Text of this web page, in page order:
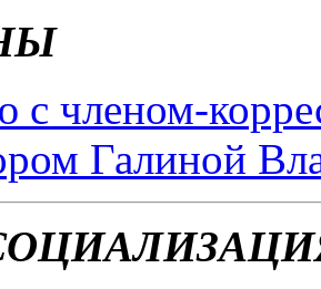
с членом-
Галиной